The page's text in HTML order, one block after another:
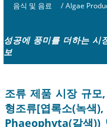
음식 및 음료 / Algae
성공에 풍미를 더하는 시
보
조류 제품 시장 규모
형조류[엽록
Phaeophyta(갈색))